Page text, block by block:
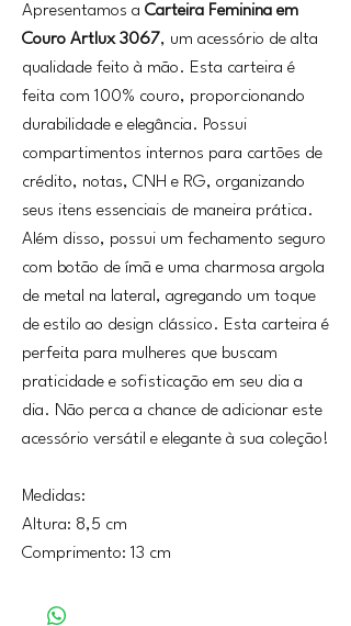
Apresentamos a Carteira Feminina em
Couro Artlux 3067, um acessório de alta
qualidade feito à mão. Esta carteira é
feita com 100% couro, proporcionando
durabilidade e elegância. Possui
compartimentos internos para cartões de
crédito, notas, CNH e RG, organizando
seus itens essenciais de maneira prática.
Além disso, possui um fechamento seguro
com botão de ímã e uma charmosa argola
de metal na lateral, agregando um toque
de estilo ao design clássico. Esta carteira é
perfeita para mulheres que buscam
praticidade e sofisticação em seu dia a
dia. Não perca a chance de adicionar este
acessório versátil e elegante à sua coleção!
Medidas:
Altura: 8,5 cm
Comprimento: 13 cm